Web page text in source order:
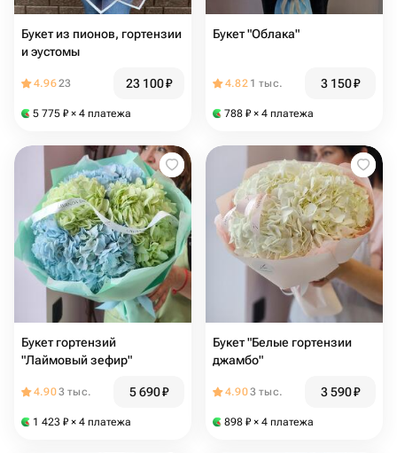
Букет из пионов, гортензии
и эустомы
4.9623 23 100₽
5 775 ₽ × 4 платежа
Букет "Облака"
4.82 1 тыс. 3 150₽
788 ₽ × 4 платежа
Букет гортензий
"Лаймовый зефир"
4.903 тыс. 5 690₽
1 423 ₽ × 4 платежа
Букет "Белые гортензии
джамбо"
4.903 тыс. 3 590₽
898 ₽ × 4 платежа